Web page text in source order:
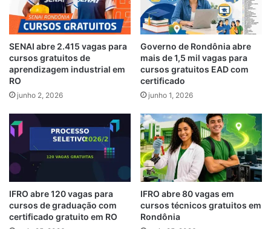
SENAI abre 2.415 vagas para
cursos gratuitos de
aprendizagem industrial em
RO
junho 2, 2026
Governo de Rondônia abre
mais de 1,5 mil vagas para
cursos gratuitos EAD com
certificado
junho 1, 2026
IFRO abre 120 vagas para
cursos de graduação com
certificado gratuito em RO
IFRO abre 80 vagas em
cursos técnicos gratuitos em
Rondônia